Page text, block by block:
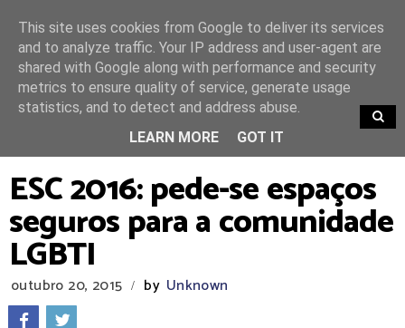
TRENDING
ESC 2016: pede-se espaços
seguros para a comunidade
LGBTI
outubro 20, 2015 / by Unknown
This site uses cookies from Google to deliver its services
and to analyze traffic. Your IP address and user-agent are
shared with Google along with performance and security
metrics to ensure quality of service, generate usage
statistics, and to detect and address abuse.
LEARN MORE
GOT IT